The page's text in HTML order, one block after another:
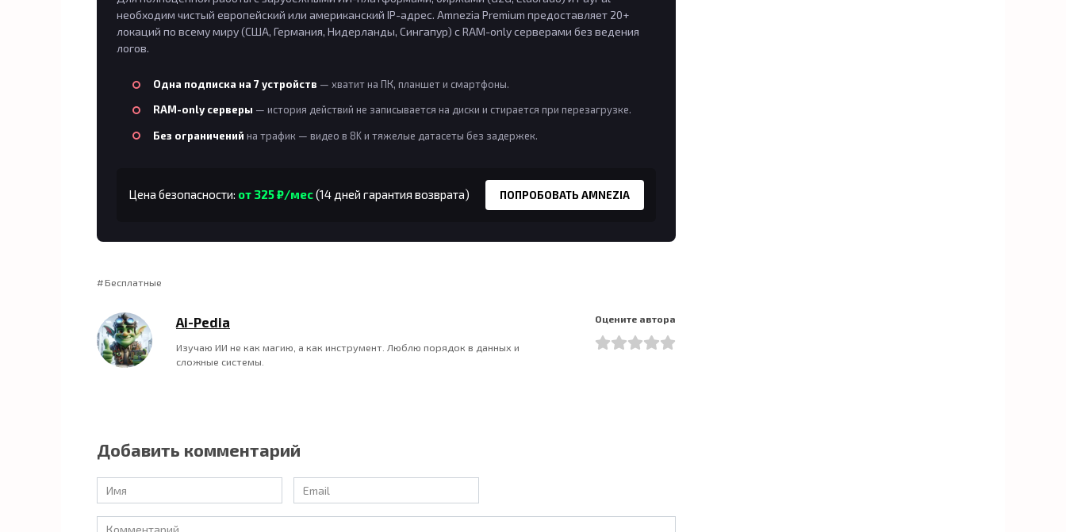
необходим чистый европейский или американский IP-адрес. Amnezia Premium предоставляет 20+
локаций по всему миру (США, Германия, Нидерланды, Сингапур) с RAM-only серверами без ведения
логов.
Одна подписка на 7 устройств — хватит на ПК, планшет и смартфоны.
RAM-only серверы — история действий не записывается на диски и стирается при перезагрузке.
Без ограничений на трафик — видео в 8K и тяжелые датасеты без задержек.
Цена безопасности: от 325 ₽/мес(14 дней гарантия возврата) ПОПРОБОВАТЬ AMNEZIA
Бесплатные
Ai-Pedia
Изучаю ИИ не как магию, а как инструмент. Люблю порядок в данных и
сложные системы.
Оцените автора
Добавить комментарий
Имя
*
Email
*
Комментарий